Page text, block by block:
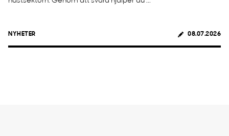
NYHETER 08.07.2026